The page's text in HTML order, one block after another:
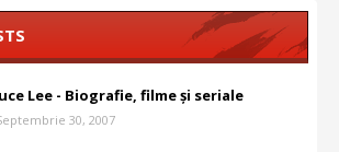
Lee - Biografie, filme și seriale
30, 2007